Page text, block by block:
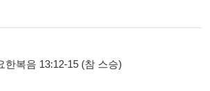
한복음 13:12-15 (참 스승)